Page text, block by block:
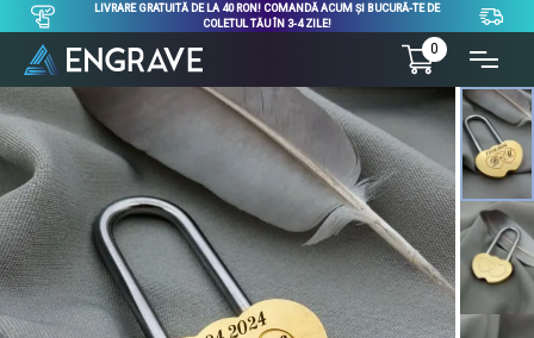
LIVRARE GRATUITĂ DE LA 40 RON! COMANDĂ ACUM ȘI BUCURĂ-TE DE
COLETUL TĂU ÎN 3-4 ZILE!
0